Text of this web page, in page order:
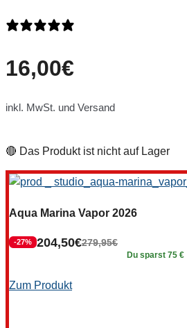
16,00€
inkl. MwSt. und Versand
🔴 Das Produkt ist nicht auf Lager
Aqua Marina Vapor 2026
-27% 279,95€
204,50€
Du sparst 75 €
Zum Produkt